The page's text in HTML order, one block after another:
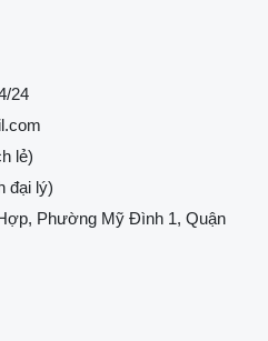
24
lẻ)
đại lý)
Phường Mỹ Đình 1, Quận